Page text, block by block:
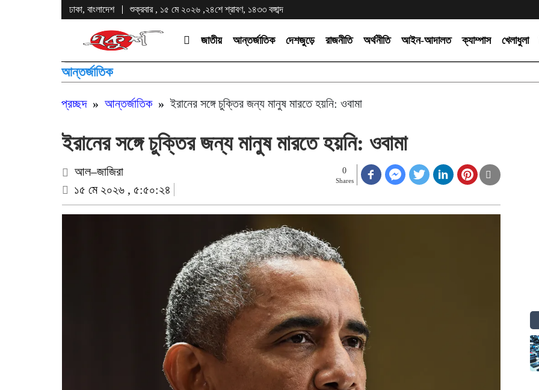
ঢাকা, বাংলাদেশ শুক্রবার , ১৫ মে ২০২৬ ,২৪শে শ্রাবণ, ১৪৩৩ বঙ্গাব্দ
জাতীয় আন্তর্জাতিক দেশজুড়ে রাজনীতি অর্থনীতি আইন-আদালত ক্যাম্পাস খেলাধুলা
আন্তর্জাতিক
প্রচ্ছদ» আন্তর্জাতিক»ইরানের সঙ্গে চুক্তির জন্য মানুষ মারতে হয়নি: ওবামা
ইরানের সঙ্গে চুক্তির জন্য মানুষ মারতে হয়নি: ওবামা
আল–জাজিরা
১৫ মে ২০২৬ , ৫:৫০:২৪
0
Shares